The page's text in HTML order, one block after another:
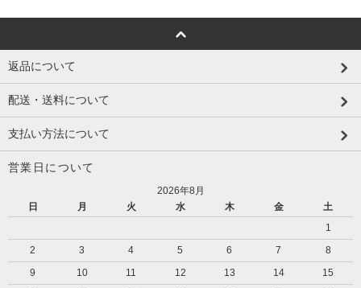
返品について
配送・送料について
支払い方法について
営業日について
2026年8月
日
月 火 水 木 金
土
1
2
3 4 5 6 7
8
9
10 11 12 13 14
15